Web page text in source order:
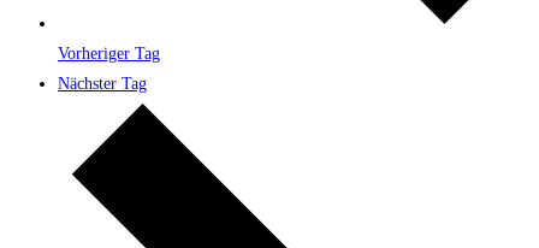
Vorheriger Tag
Nächster Tag